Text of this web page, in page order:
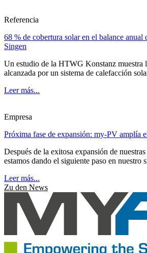
Referencia
68 % de cobertura solar en el balance anual
Singen
Un estudio de la HTWG Konstanz muestra
alcanzada por un sistema de calefacción
Leer más...
Empresa
Próxima fase de expansión: my-PV amplía
Después de la exitosa expansión de
estamos dando el siguiente paso en nuestro
Leer más...
Zu den News